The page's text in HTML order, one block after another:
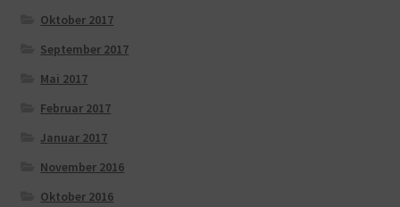
Oktober 2017
September 2017
Mai 2017
Februar 2017
Januar 2017
November 2016
Oktober 2016